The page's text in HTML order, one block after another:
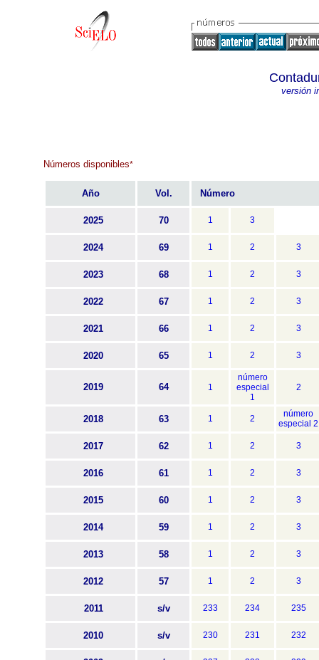
versión
Números disponibles*
Año Vol. Número
2025 70 1 3
2024 69 1 2 3
2023 68 1 2 3
2022 67 1 2 3
2021 66 1 2 3
2020 65 1 2 3
2019 64 1
número
especial
1
2
2018 63 1 2
número
especial 2
2017 62 1 2 3
2016 61 1 2 3
2015 60 1 2 3
2014 59 1 2 3
2013 58 1 2 3
2012 57 1 2 3
2011 s/v 233 234 235
2010 s/v 230 231 232